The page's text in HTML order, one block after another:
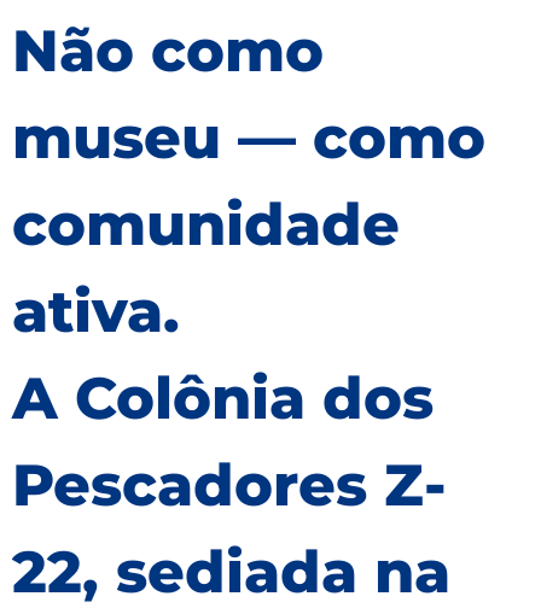
Não como
museu — como
comunidade
ativa.
A Colônia dos
Pescadores Z-
22, sediada na